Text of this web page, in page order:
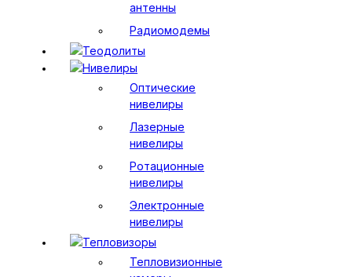
антенны
Радиомодемы
Теодолиты
Нивелиры
Оптические
нивелиры
Лазерные
нивелиры
Ротационные
нивелиры
Электронные
нивелиры
Тепловизоры
Тепловизионные